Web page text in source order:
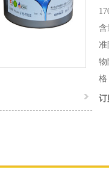
含
准
物
格
订